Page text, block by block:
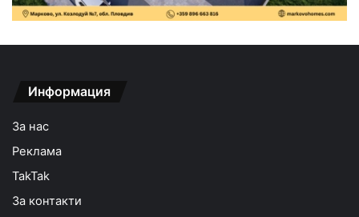
Информация
За нас
Реклама
TakTak
За контакти